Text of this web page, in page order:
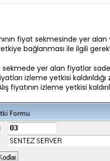
fiyat sekmesinde yer alan
bağlanması ile ilgili
yer alan fiyatlar
izleme yetkisi
fiyatının izleme yetkisi